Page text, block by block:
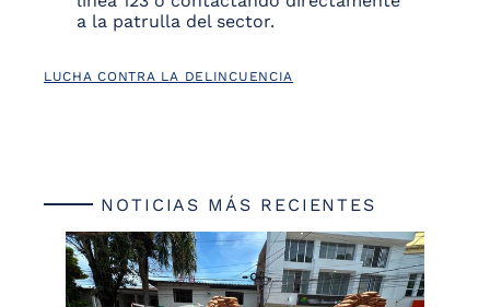
a la patrulla del sector.
LUCHA CONTRA LA DELINCUENCIA
NOTICIAS MÁS RECIENTES